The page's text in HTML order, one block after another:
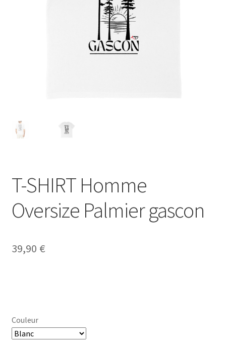
T-SHIRT Homme
Oversize Palmier gascon
39,90 €
Couleur